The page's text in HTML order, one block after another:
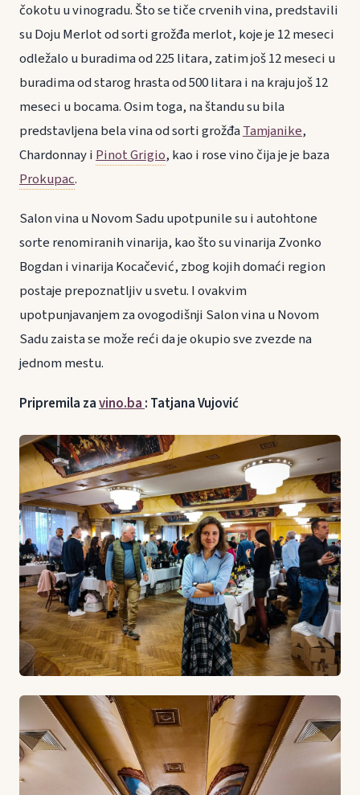
čokotu u vinogradu. Što se tiče crvenih vina, predstavili
su Doju Merlot od sorti grožđa merlot, koje je 12 meseci
odležalo u buradima od 225 litara, zatim još 12 meseci u
buradima od starog hrasta od 500 litara i na kraju još 12
meseci u bocama. Osim toga, na štandu su bila
predstavljena bela vina od sorti grožđaTamjanike,
Chardonnay iPinot Grigio, kao i rose vino čija je je baza
Prokupac.
Salon vina u Novom Sadu upotpunile su i autohtone
sorte renomiranih vinarija, kao što su vinarija Zvonko
Bogdan i vinarija Kocačević, zbog kojih domaći region
postaje prepoznatljiv u svetu. I ovakvim
upotpunjavanjem za ovogodišnji Salon vina u Novom
Sadu zaista se može reći da je okupio sve zvezde na
jednom mestu.
Pripremila zavino.ba : Tatjana Vujović